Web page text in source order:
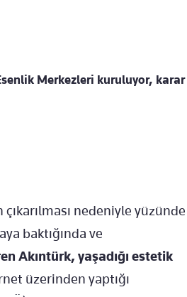
Merkezleri kuruluyor, karar
nedeniyle yüzünde
baktığında ve
Akıntürk, yaşadığı estetik
üzerinden yaptığı